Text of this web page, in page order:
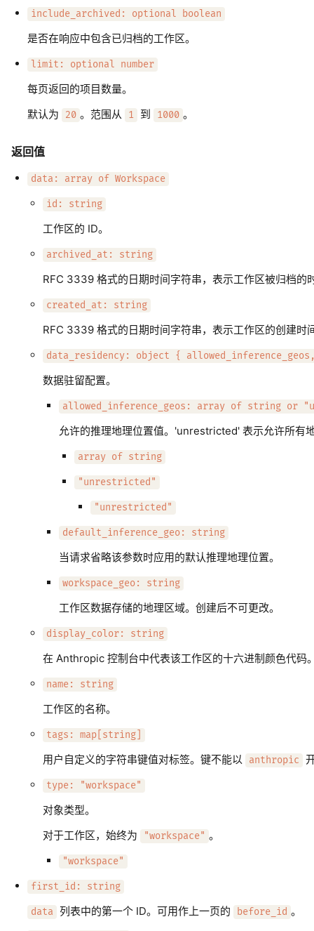
include_archived: optional boolean
是否在响应中包含已归档的工作区。
limit: optional number
每页返回的项目数量。
默认为
20 。范围从 1 到 1000 。
返回值
data: array of Workspace
id: string
工作区的 ID。
archived_at: string
RFC 3339 格式的日期时间字符串，表示工作区被归档的
created_at: string
RFC 3339 格式的日期时间字符串，表示工作区的创建时
data_residency: object {
数据驻留配置。
allowed_inference_geos: array of string or
允许的推理地理位置值。'unrestricted' 表示允许所有
array of string
"unrestricted"
"unrestricted"
default_inference_geo: string
当请求省略该参数时应用的默认推理地理位置。
workspace_geo: string
工作区数据存储的地理区域。创建后不可更改。
display_color: string
在 Anthropic 控制台中代表该工作区的十六进制颜色代码
name: string
工作区的名称。
tags: map[string]
用户自定义的字符串键值对标签。键不能以 anthropic
type: "workspace"
对象类型。
对于工作区，始终为
"workspace" 。
"workspace"
first_id: string
data 列表中的第一个 ID。可用作上一页的 before_id 。